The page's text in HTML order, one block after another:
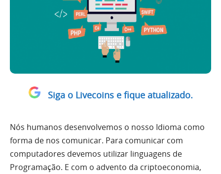
Siga o Livecoins e fique atualizado.
Nós humanos desenvolvemos o nosso Idioma como
forma de nos comunicar. Para comunicar com
computadores devemos utilizar linguagens de
Programação. E com o advento da criptoeconomia,